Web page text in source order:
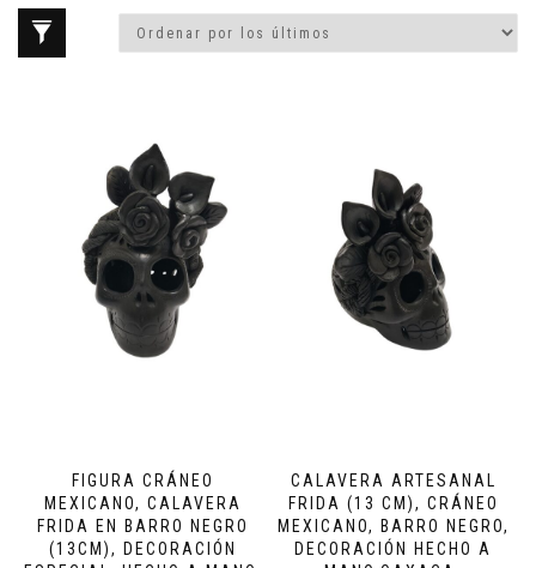
FIGURA CRÁNEO
MEXICANO, CALAVERA
FRIDA EN BARRO NEGRO
(13CM), DECORACIÓN
CALAVERA ARTESANAL
FRIDA (13 CM), CRÁNEO
MEXICANO, BARRO NEGRO,
DECORACIÓN HECHO A